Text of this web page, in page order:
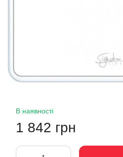
В наявності
1 842 грн